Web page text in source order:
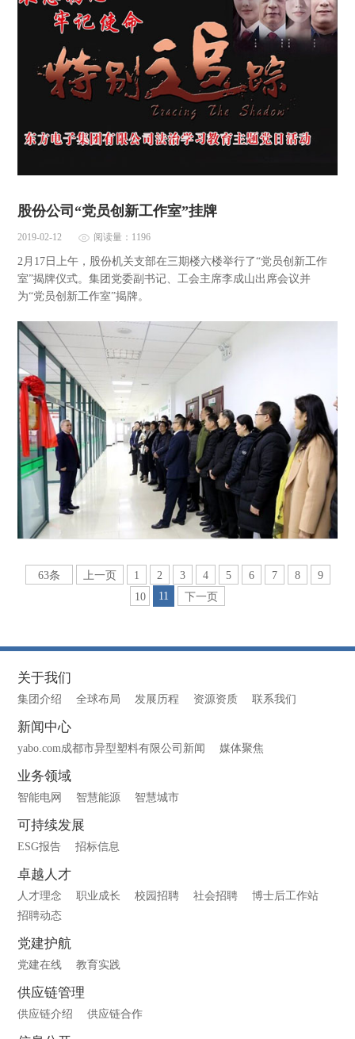
股份公司“党员创新工作室”挂牌
2019-02-12 阅读量：1196
2月17日上午，股份机关支部在三期楼六楼举行了“党员创新工作
室”揭牌仪式。集团党委副书记、工会主席李成山出席会议并
为“党员创新工作室”揭牌。
63条 上一页 1 2 3 4 5 6 7 8
9
10
11 下一页
关于我们
集团介绍 全球布局 发展历程 资源资质 联系我们
新闻中心
yabo.com成都市异型塑料有限公司新闻 媒体聚焦
业务领域
智能电网 智慧能源 智慧城市
可持续发展
ESG报告 招标信息
卓越人才
人才理念 职业成长 校园招聘 社会招聘
博士后工作站
招聘动态
党建护航
党建在线 教育实践
供应链管理
供应链介绍 供应链合作